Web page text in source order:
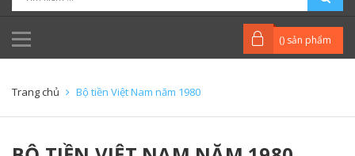
() sản phẩm
Trang chủ Bộ tiền Việt Nam năm 1980